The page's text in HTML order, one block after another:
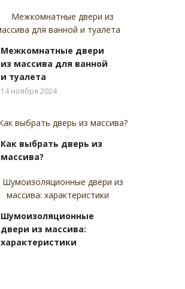
Межкомнатные двери
из массива для ванной
и туалета
14 ноября 2024
Как выбрать дверь из
массива?
Шумоизоляционные
двери из массива:
характеристики